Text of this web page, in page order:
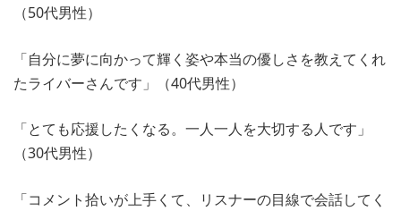
（50代男性）
「自分に夢に向かって輝く姿や本当の優しさを教えてくれ
たライバーさんです」（40代男性）
「とても応援したくなる。一人一人を大切する人です」
（30代男性）
「コメント拾いが上手くて、リスナーの目線で会話してく